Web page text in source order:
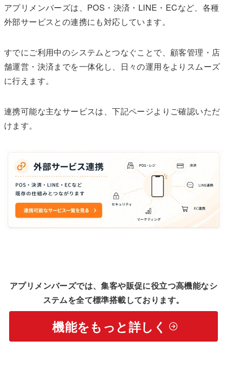
アプリメンバーズは、POS・決済・LINE・ECなど、各種
外部サービスとの連携にも対応しています。
すでにご利用中のシステムとつなぐことで、顧客管理・店
舗運営・決済までを一体化し、日々の運用をよりスムーズ
に行えます。
連携可能な主なサービスは、下記ページよりご確認いただ
けます。
アプリメンバーズでは、集客や販促に役立つ高機能なシ
ステムを全て標準搭載しております。
機能をもっと詳しく